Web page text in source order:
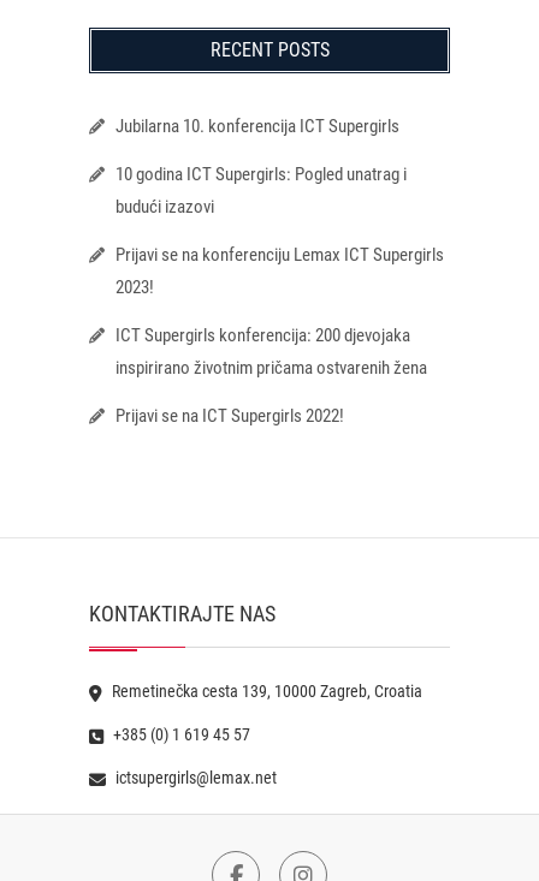
RECENT POSTS
Jubilarna 10. konferencija ICT Supergirls
10 godina ICT Supergirls: Pogled unatrag i
budući izazovi
Prijavi se na konferenciju Lemax ICT Supergirls
2023!
ICT Supergirls konferencija: 200 djevojaka
inspirirano životnim pričama ostvarenih žena
Prijavi se na ICT Supergirls 2022!
KONTAKTIRAJTE NAS
Remetinečka cesta 139, 10000 Zagreb, Croatia
+385 (0) 1 619 45 57
ictsupergirls@lemax.net
FacebookInstagram